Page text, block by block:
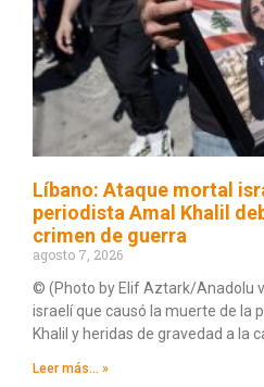
Líbano: Ataque mortal
periodista Amal Khalil
crimen de guerra
agosto 7, 2026
© (Photo by Elif Aztark/Anadolu
israelí que causó la muerte de la
Khalil y heridas de gravedad a la
Leer más... »